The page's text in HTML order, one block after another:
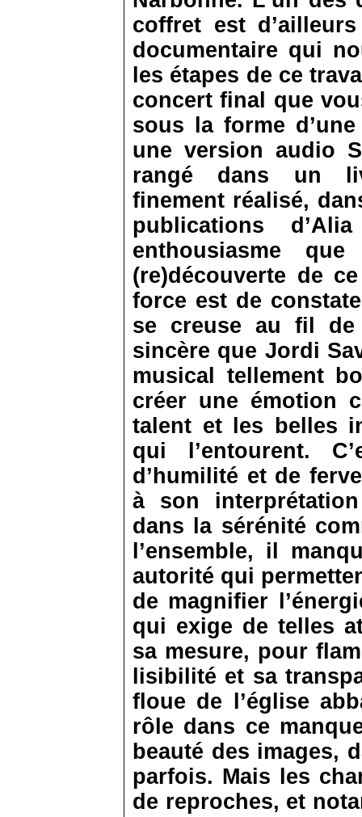
coffret est
documentaire qui
les étapes de ce
concert final que
sous la forme
une version audio
rangé dans un
finement réalisé,
publications
enthousiasme
(re)découverte de
force est de
se creuse au fil de
sincère que Jordi
musical tellement
créer une émotion
talent et les belles
qui l’entourent.
d’humilité et de
à son
dans la sérénité
l’ensemble, il
autorité qui
de magnifier
qui exige de telles
sa mesure, pour
lisibilité et sa
floue de l’église
rôle dans ce
beauté des images,
parfois. Mais les
de reproches, et